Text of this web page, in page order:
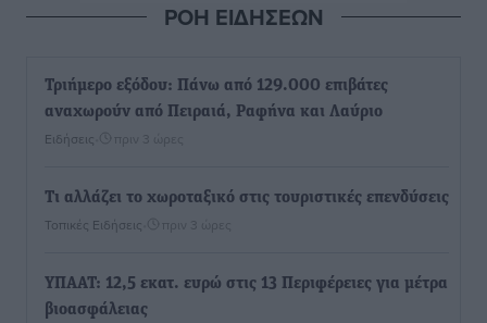
ΡΟΗ ΕΙΔΗΣΕΩΝ
Τριήμερο εξόδου: Πάνω από 129.000 επιβάτες
αναχωρούν από Πειραιά, Ραφήνα και Λαύριο
Ειδήσεις πριν 3 ώρες
Τι αλλάζει το χωροταξικό στις τουριστικές επενδύσεις
Τοπικές Ειδήσεις πριν 3 ώρες
ΥΠΑΑΤ: 12,5 εκατ. ευρώ στις 13 Περιφέρειες για μέτρα
βιοασφάλειας